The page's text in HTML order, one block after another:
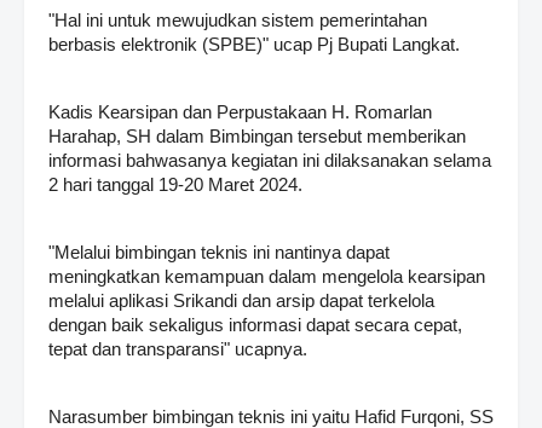
"Hal ini untuk mewujudkan sistem pemerintahan
berbasis elektronik (SPBE)" ucap Pj Bupati Langkat.
Kadis Kearsipan dan Perpustakaan H. Romarlan
Harahap, SH dalam Bimbingan tersebut memberikan
informasi bahwasanya kegiatan ini dilaksanakan selama
2 hari tanggal 19-20 Maret 2024.
"Melalui bimbingan teknis ini nantinya dapat
meningkatkan kemampuan dalam mengelola kearsipan
melalui aplikasi Srikandi dan arsip dapat terkelola
dengan baik sekaligus informasi dapat secara cepat,
tepat dan transparansi" ucapnya.
Narasumber bimbingan teknis ini yaitu Hafid Furqoni, SS